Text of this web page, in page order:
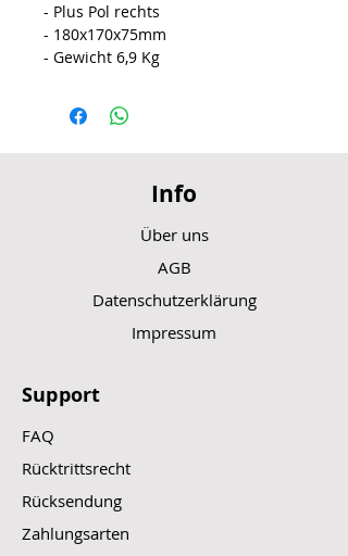
- Plus Pol rechts
- 180x170x75mm
- Gewicht 6,9 Kg
Info
Über uns
AGB
Datenschutzerklärung
Impressum
Support
FAQ
Rücktrittsrecht
Rücksendung
Zahlungsarten